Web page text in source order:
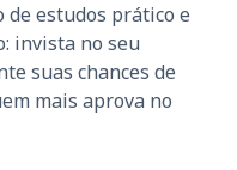
de estudos prático e
invista no seu
suas chances de
mais aprova no